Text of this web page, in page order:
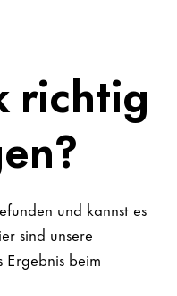
richtig
und kannst es
sind unsere
Ergebnis beim